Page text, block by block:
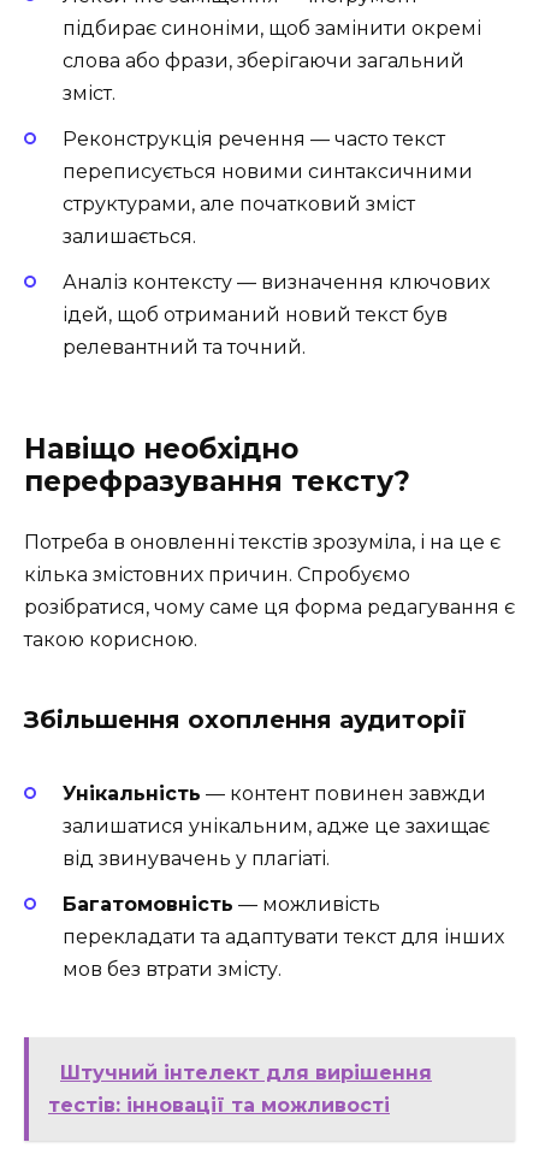
підбирає синоніми, щоб замінити окремі
слова або фрази, зберігаючи загальний
зміст.
Реконструкція речення — часто текст
переписується новими синтаксичними
структурами, але початковий зміст
залишається.
Аналіз контексту — визначення ключових
ідей, щоб отриманий новий текст був
релевантний та точний.
Навіщо необхідно
перефразування тексту?
Потреба в оновленні текстів зрозуміла, і на це є
кілька змістовних причин. Спробуємо
розібратися, чому саме ця форма редагування є
такою корисною.
Збільшення охоплення аудиторії
Унікальність — контент повинен завжди
залишатися унікальним, адже це захищає
від звинувачень у плагіаті.
Багатомовність — можливість
перекладати та адаптувати текст для інших
мов без втрати змісту.
Штучний інтелект для вирішення
тестів: інновації та можливості